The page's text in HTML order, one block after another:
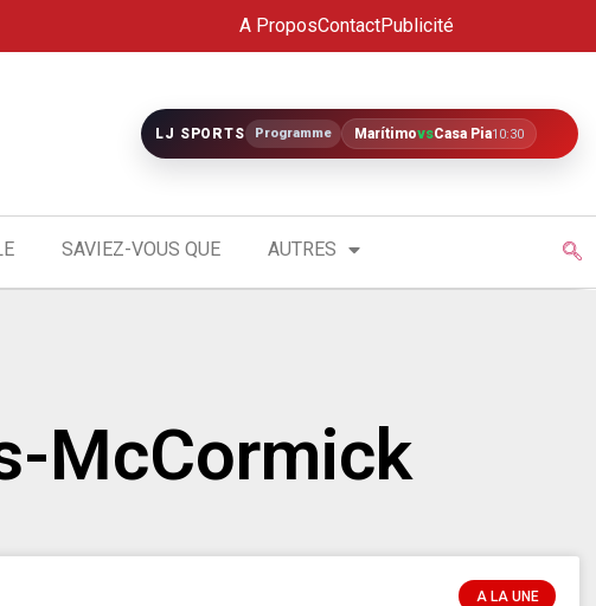
A ProposContactPublicité
LJ SPORTS Programme MarítimovsCasa Pia10:30
SAVIEZ-VOUS QUE AUTRES
McCormick
A LA UNE